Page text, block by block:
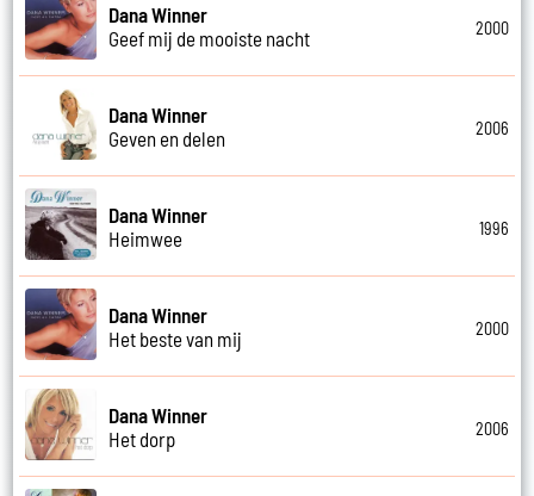
Dana Winner
Geef mij de mooiste nacht
2000
Dana Winner
Geven en delen
2006
Dana Winner
Heimwee
1996
Dana Winner
Het beste van mij
2000
Dana Winner
Het dorp
2006